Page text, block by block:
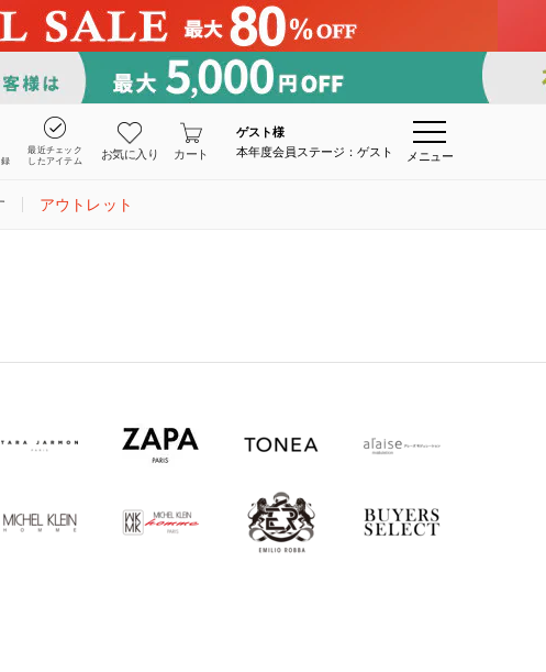
最近チェック
したアイテム
お気に入り カート
ゲスト様
本年度会員ステージ：ゲスト
メニュー
アウトレット